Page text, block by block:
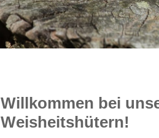
Willkommen bei
Weisheitshütern!